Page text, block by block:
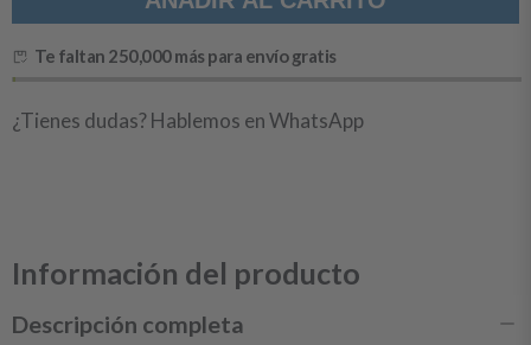
10µ
cantidad
Te faltan 250,000 más para envío gratis
¿Tienes dudas? Hablemos en WhatsApp
Información del producto
Descripción completa